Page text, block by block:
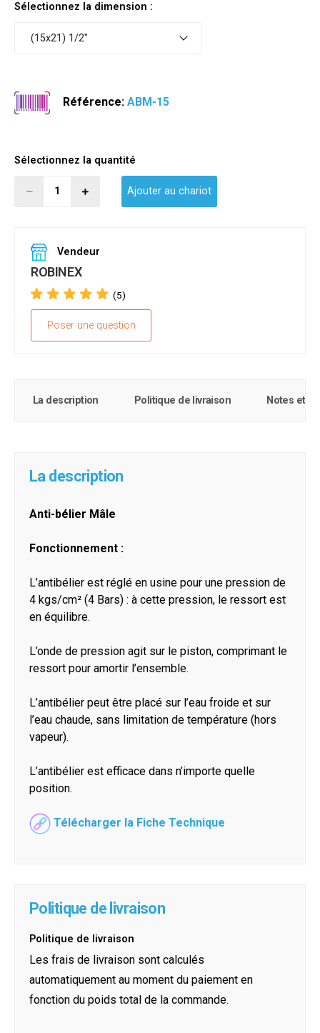
Sélectionnez la dimension :
(15x21) 1/2"
Référence:ABM-15
Sélectionnez la quantité
Ajouter au chariot
Vendeur
ROBINEX
(5)
Poser une question
La description Politique de livraison Notes et
La description
Anti-bélier Mâle
Fonctionnement :
L’antibélier est réglé en usine pour une pression de
4 kgs/cm² (4 Bars) : à cette pression, le ressort est
en équilibre.
L’onde de pression agit sur le piston, comprimant le
ressort pour amortir l’ensemble.
L’antibélier peut être placé sur l’eau froide et sur
l’eau chaude, sans limitation de température (hors
vapeur).
L’antibélier est efficace dans n’importe quelle
position.
Télécharger la Fiche Technique
Politique de livraison
Politique de livraison
Les frais de livraison sont calculés
automatiquement au moment du paiement en
fonction du poids total de la commande.